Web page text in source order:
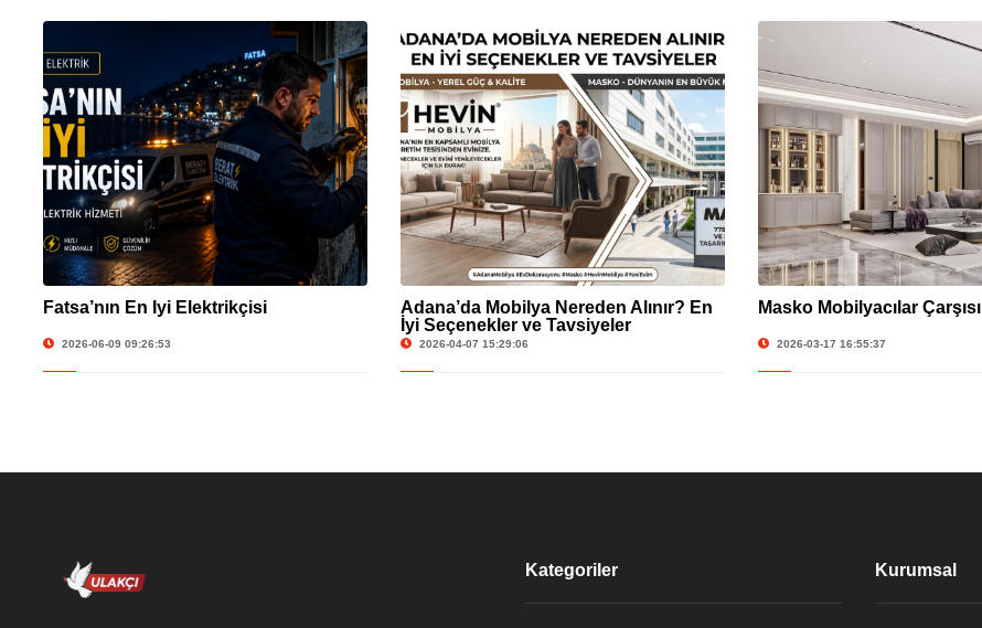
Fatsa’nın En İyi Elektrikçisi
2026-06-09 09:26:53
Adana’da Mobilya Nereden Alınır? En
İyi Seçenekler ve Tavsiyeler
2026-04-07 15:29:06
Masko Mobilyacılar Çarşısı
2026-03-17 16:55:37
Kategoriler Kurumsal